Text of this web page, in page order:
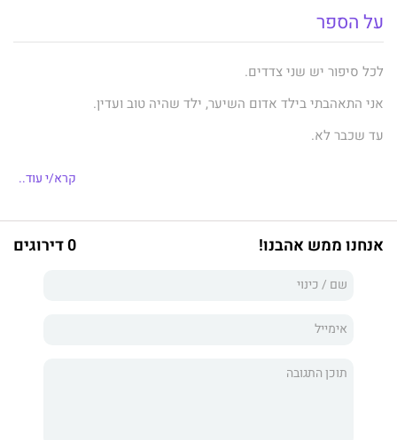
על הספר
לכל סיפור יש שני צדדים.
אני התאהבתי בילד אדום השיער, ילד שהיה טוב ועדין.
עד שכבר לא.
אותי כמו מלאך מהגיהינום.
עולה ממנו ריח של עשן וקינמון, וכל תא בגופו מדיף סכנה.
הוא המושיע שלי, המאהב שלי.
קרא/י עוד..
אנחנו ממש אהבנו! 0 דירוגים